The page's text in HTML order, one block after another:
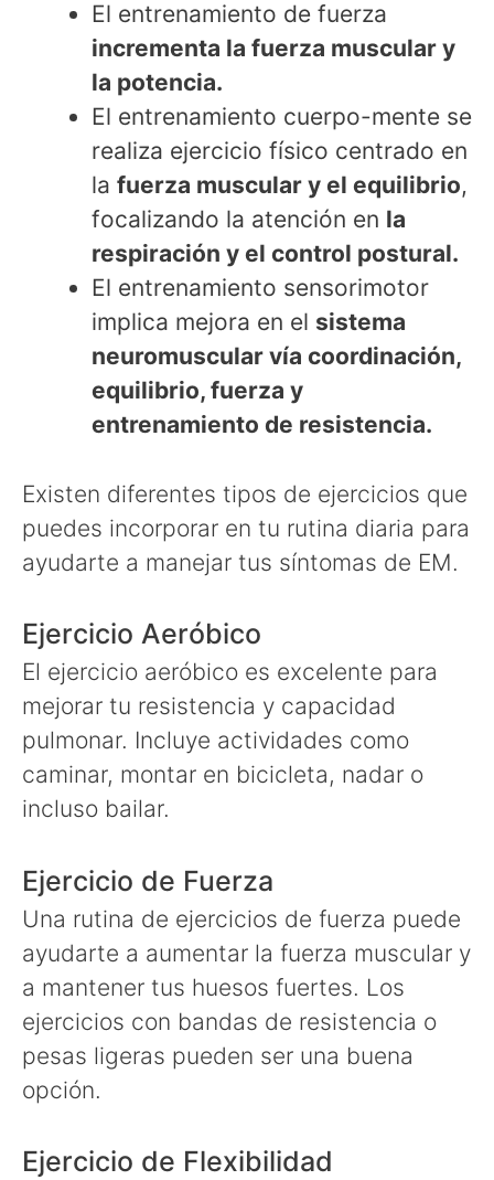
El entrenamiento de fuerza
incrementa la fuerza muscular y
la potencia.
El entrenamiento cuerpo-mente se
realiza ejercicio físico centrado en
la fuerza muscular y el equilibrio,
focalizando la atención en la
respiración y el control postural.
El entrenamiento sensorimotor
implica mejora en el sistema
neuromuscular vía coordinación,
equilibrio, fuerza y
entrenamiento de resistencia.
Existen diferentes tipos de ejercicios que
puedes incorporar en tu rutina diaria para
ayudarte a manejar tus síntomas de EM.
Ejercicio Aeróbico
El ejercicio aeróbico es excelente para
mejorar tu resistencia y capacidad
pulmonar. Incluye actividades como
caminar, montar en bicicleta, nadar o
incluso bailar.
Ejercicio de Fuerza
Una rutina de ejercicios de fuerza puede
ayudarte a aumentar la fuerza muscular y
a mantener tus huesos fuertes. Los
ejercicios con bandas de resistencia o
pesas ligeras pueden ser una buena
opción.
Ejercicio de Flexibilidad